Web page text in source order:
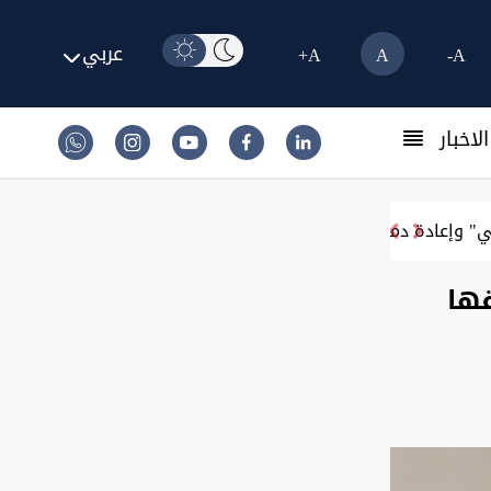
A-
A
A+ عربي
ستظل بلداً مشتركاً للجميع